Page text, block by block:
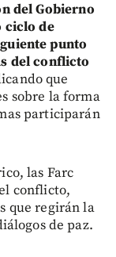
del Gobierno
ciclo de
punto
del conflicto
que
sobre la forma
participarán
las Farc
conflicto,
que regirán la
de paz.